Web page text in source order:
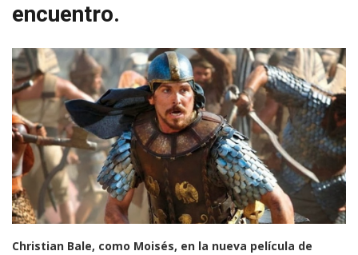
encuentro.
Christian Bale, como Moisés, en la nueva película de